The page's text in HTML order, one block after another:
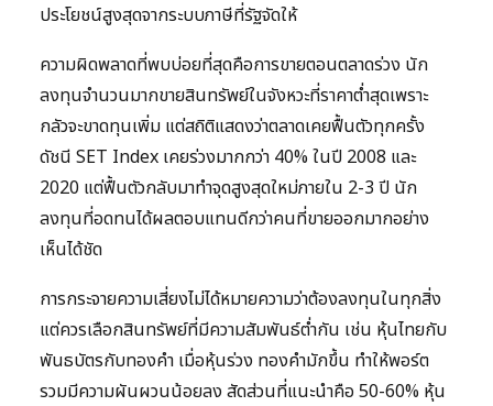
ประโยชน์สูงสุดจากระบบภาษีที่รัฐจัดให้
ความผิดพลาดที่พบบ่อยที่สุดคือการขายตอนตลาดร่วง นัก
ลงทุนจำนวนมากขายสินทรัพย์ในจังหวะที่ราคาต่ำสุดเพราะ
กลัวจะขาดทุนเพิ่ม แต่สถิติแสดงว่าตลาดเคยฟื้นตัวทุกครั้ง
ดัชนี SET Index เคยร่วงมากกว่า 40% ในปี 2008 และ
2020 แต่ฟื้นตัวกลับมาทำจุดสูงสุดใหม่ภายใน 2-3 ปี นัก
ลงทุนที่อดทนได้ผลตอบแทนดีกว่าคนที่ขายออกมากอย่าง
เห็นได้ชัด
การกระจายความเสี่ยงไม่ได้หมายความว่าต้องลงทุนในทุกสิ่ง
แต่ควรเลือกสินทรัพย์ที่มีความสัมพันธ์ต่ำกัน เช่น หุ้นไทยกับ
พันธบัตรกับทองคำ เมื่อหุ้นร่วง ทองคำมักขึ้น ทำให้พอร์ต
รวมมีความผันผวนน้อยลง สัดส่วนที่แนะนำคือ 50-60% หุ้น